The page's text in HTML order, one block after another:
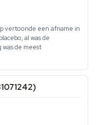
vertoonde een afname in
al was de
de meest